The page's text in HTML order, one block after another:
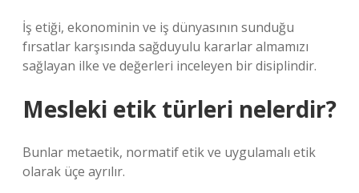
İş etiği, ekonominin ve iş dünyasının sunduğu
fırsatlar karşısında sağduyulu kararlar almamızı
sağlayan ilke ve değerleri inceleyen bir disiplindir.
Mesleki etik türleri nelerdir?
Bunlar metaetik, normatif etik ve uygulamalı etik
olarak üçe ayrılır.